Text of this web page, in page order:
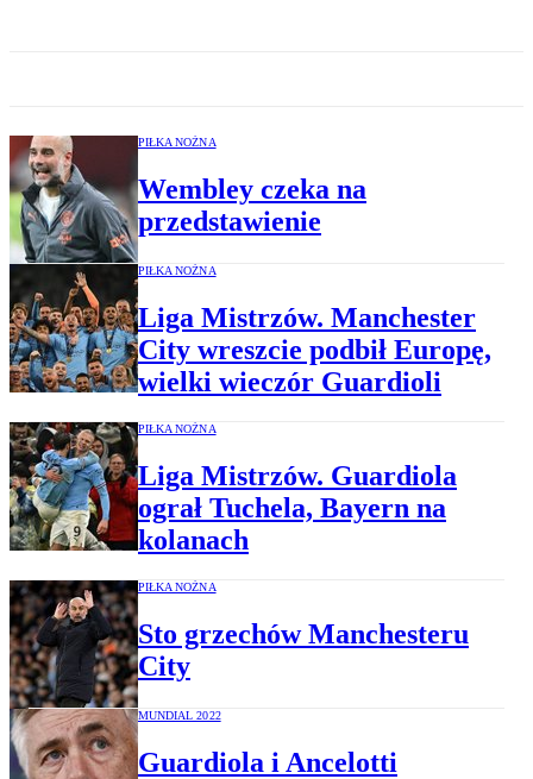
PIŁKA NOŻNA
Wembley czeka na
przedstawienie
PIŁKA NOŻNA
Liga Mistrzów. Manchester
City wreszcie podbił Europę,
wielki wieczór Guardioli
PIŁKA NOŻNA
Liga Mistrzów. Guardiola
ograł Tuchela, Bayern na
kolanach
PIŁKA NOŻNA
Sto grzechów Manchesteru
City
MUNDIAL 2022
Guardiola i Ancelotti